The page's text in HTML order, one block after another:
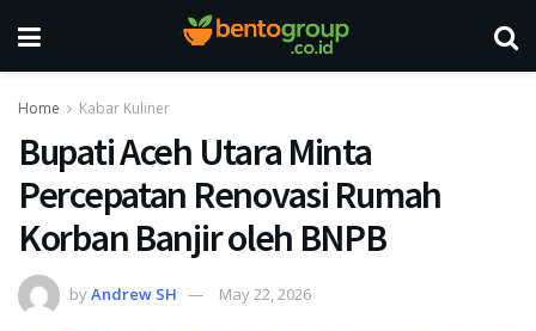
Home Kabar Kuliner
Bupati Aceh Utara Minta
Percepatan Renovasi Rumah
Korban Banjir oleh BNPB
byAndrew SH May 22, 2026